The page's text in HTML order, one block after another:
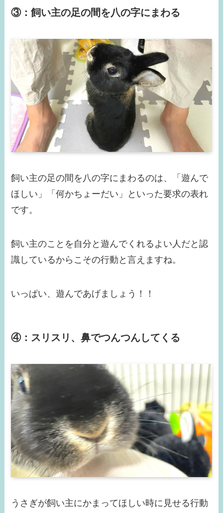
③：飼い主の足の間を八の字にまわる
飼い主の足の間を八の字にまわるのは、「遊んで
ほしい」「何かちょーだい」といった要求の表れ
です。
飼い主のことを自分と遊んでくれるよい人だと認
識しているからこその行動と言えますね。
いっぱい、遊んであげましょう！！
④：スリスリ、鼻でつんつんしてくる
うさぎが飼い主にかまってほしい時に見せる行動